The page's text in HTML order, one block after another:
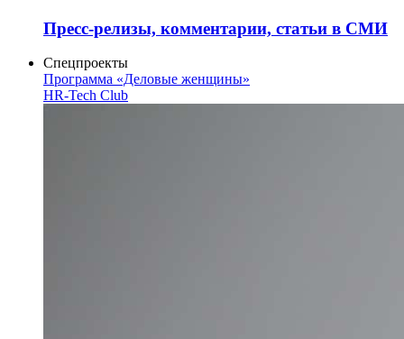
Пресс-релизы, комментарии, статьи в СМИ
Спецпроекты
Программа «Деловые женщины»
HR-Tech Club